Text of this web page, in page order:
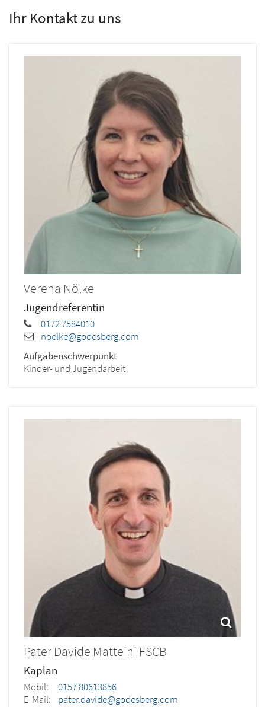
Ihr Kontakt zu uns
Verena Nölke
Jugendreferentin
0172 7584010
noelke@godesberg.com
Aufgabenschwerpunkt
Kinder- und Jugendarbeit
Pater Davide Matteini FSCB
Kaplan
Mobil:
0157 80613856
E-Mail:
pater.davide@godesberg.com